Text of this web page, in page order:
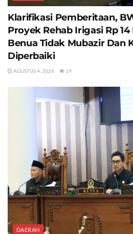
Klarifikasi Pemberitaan,
Proyek Rehab Irigasi Rp 14
Benua Tidak Mubazir Dan
Diperbaiki
AGUSTUS 4, 2026 19
DAERAH